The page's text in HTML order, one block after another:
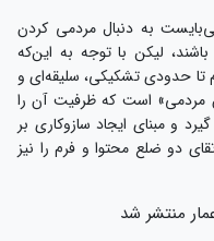
به دنبال مردمی کردن
لیکن با توجه به این‌که
تا حدودی تشکیکی، سلیقه‌ای و
مردمی» است که ظرفیت آن را
و مبنای ایجاد سازوکاری بر
دو ضلع محتوا و فرم را نیز